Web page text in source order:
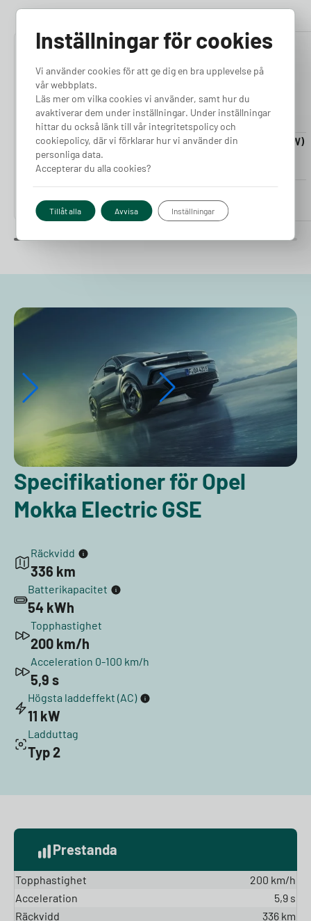
4.76
Laddkabel 5-20m (11kW)
Finns i lager
Pris från
2 380kr
4.50
Laddkabel 5-20m (22kW)
Pris från
2 980kr
Specifikationer för Opel
Mokka Electric GSE
Räckvidd
336 km
Batterikapacitet
54 kWh
Topphastighet
200 km/h
Acceleration 0-100 km/h
5,9 s
Högsta laddeffekt (AC)
11 kW
Ladduttag
Typ 2
Prestanda
Topphastighet
200 km/h
Acceleration
5,9 s
Räckvidd
336 km
Inställningar för cookies
Vi använder cookies för att ge dig en bra upplevelse på
vår webbplats.
Läs mer om vilka cookies vi använder, samt hur du
avaktiverar dem under inställningar. Under inställningar
hittar du också länk till vår integritetspolicy och
cookiepolicy, där vi förklarar hur vi använder din
personliga data.
Accepterar du alla cookies?
Tillåt alla Avvisa Inställningar